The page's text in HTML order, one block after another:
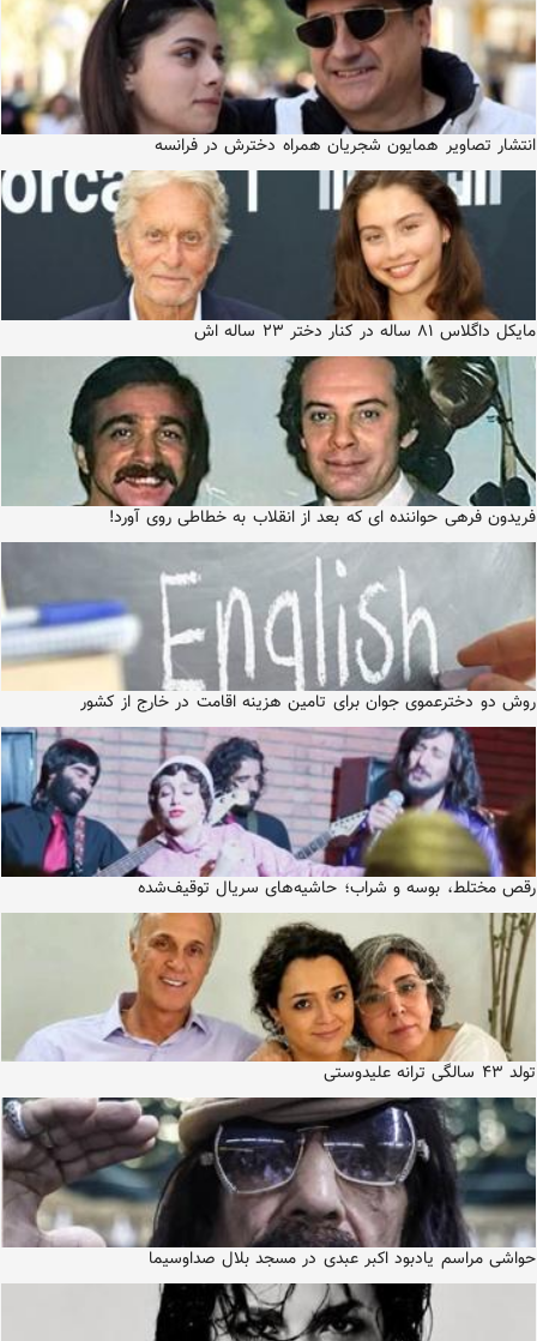
انتشار تصاویر همایون شجریان همراه دخترش در فرانسه
مایکل داگلاس ۸۱ ساله در کنار دختر ۲۳ ساله اش
فریدون فرهی حواننده ای که بعد از انقلاب به خطاطی روی آورد!
روش دو دخترعموی جوان برای تامین هزینه اقامت در خارج از کشور
رقص مختلط، بوسه و شراب؛ حاشیه‌های سریال توقیف‌شده
تولد ۴۳ سالگی ترانه علیدوستی
حواشی مراسم یادبود اکبر عبدی در مسجد بلال صداوسیما